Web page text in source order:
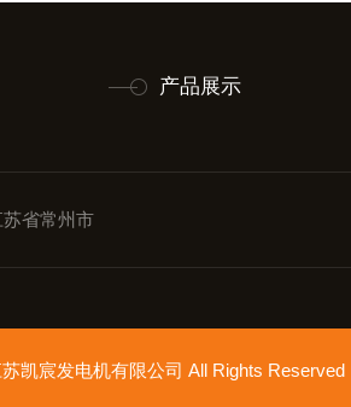
产品展示
省常州市
凯宸发电机有限公司 All Rights